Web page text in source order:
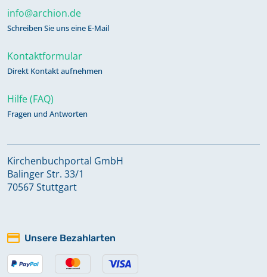
info@archion.de
Schreiben Sie uns eine E-Mail
Kontaktformular
Direkt Kontakt aufnehmen
Hilfe (FAQ)
Fragen und Antworten
Kirchenbuchportal GmbH
Balinger Str. 33/1
70567 Stuttgart
Unsere Bezahlarten